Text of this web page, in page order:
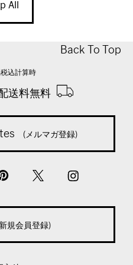
All
Back To Top
込計算時
送料無料
(メルマガ登録)
規会員登録)